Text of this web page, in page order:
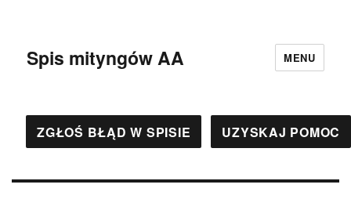
Spis mityngów AA MENU
ZGŁOŚ BŁĄD W SPISIE UZYSKAJ POMOC